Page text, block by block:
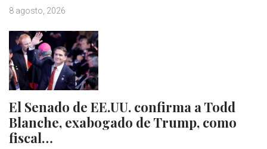
8 agosto, 2026
El Senado de EE.UU. confirma a Todd
Blanche, exabogado de Trump, como
fiscal…